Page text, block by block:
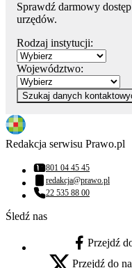
Sprawdź darmowy
urzędów.
Rodzaj instytucji:
Województwo:
Szukaj danych
Redakcja serwisu Prawo.pl
Numer telefonu:
801 04 45 45
Adres email:
redakcja@prawo.pl
Numer telefonu:
22 535 88 00
Śledź nas
facebook -
Przejdź
Przejdź do